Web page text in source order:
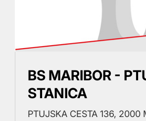
BS MARIBOR -
STANICA
PTUJSKA CESTA 136, 2000